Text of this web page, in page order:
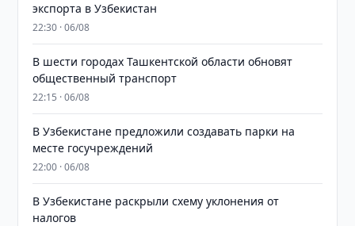
экспорта в Узбекистан
22:30 · 06/08
В шести городах Ташкентской области обновят
общественный транспорт
22:15 · 06/08
В Узбекистане предложили создавать парки на
месте госучреждений
22:00 · 06/08
В Узбекистане раскрыли схему уклонения от
налогов